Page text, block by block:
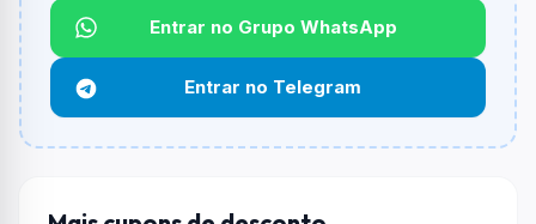
Não informado ou sem limite.
Funciona em qualquer produto?
Não necessariamente. Depende de itens participantes
e alguns vendedores ou produtos especificos podem
não aceitar cupons.
Entrar no Grupo WhatsApp
Entrar no Telegram